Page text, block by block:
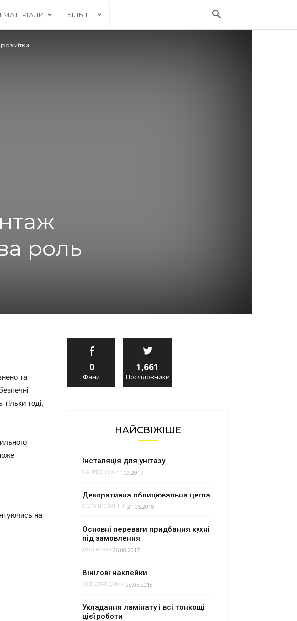
МАТЕРІАЛИ БІЛЬШЕ
роль
та
тоді,
на
0
Фани
1,661
Послідовники
НАЙСВІЖІШЕ
Інсталяція для унітазу
САНТЕХНІКА 11.09.2017
Декоративна облицювальна цегла
ОБЛИЦЮВАННЯ 21.05.2018
Основні переваги придбання кухні
під замовлення
ДЛЯ КУХНІ 26.08.2017
Вінілові наклейки
ВСЕ ДЛЯ ДОМУ 28.05.2018
Укладання ламінату і всі тонкощі
цієї роботи